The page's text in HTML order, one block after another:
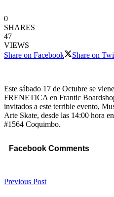
0
SHARES
47
VIEWS
Share on Facebook
Share on
Este sábado 17 de Octubre se
FRENETICA en Frantic
invitados a este terrible evento,
Arte Skate, desde las 14:00 hora
#1564 Coquimbo.
Facebook Comments
Previous Post